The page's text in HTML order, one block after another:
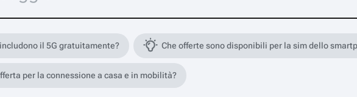
il 5G gratuitamente? Che offerte sono disponibili per la sim dello
per la connessione a casa e in mobilità?